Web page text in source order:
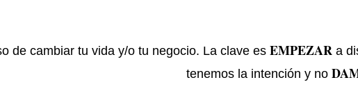
de cambiar tu vida y/o tu negocio. La clave es EMPEZAR a
tenemos la intención y no